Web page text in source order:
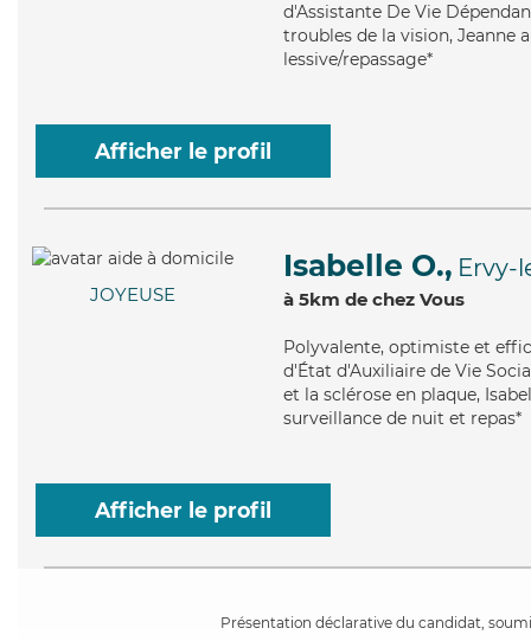
d'Assistante De Vie
troubles de la vision, Jeanne
lessive/repassage*
Afficher le profil
JOYEUSE
Isabelle O., Ervy-
à 5km de chez Vous
Polyvalente, optimiste et
d'État d'Auxiliaire de Vie
et la sclérose en plaque,
surveillance de nuit et repas*
Afficher le profil
Présentation déclarative du candidat,